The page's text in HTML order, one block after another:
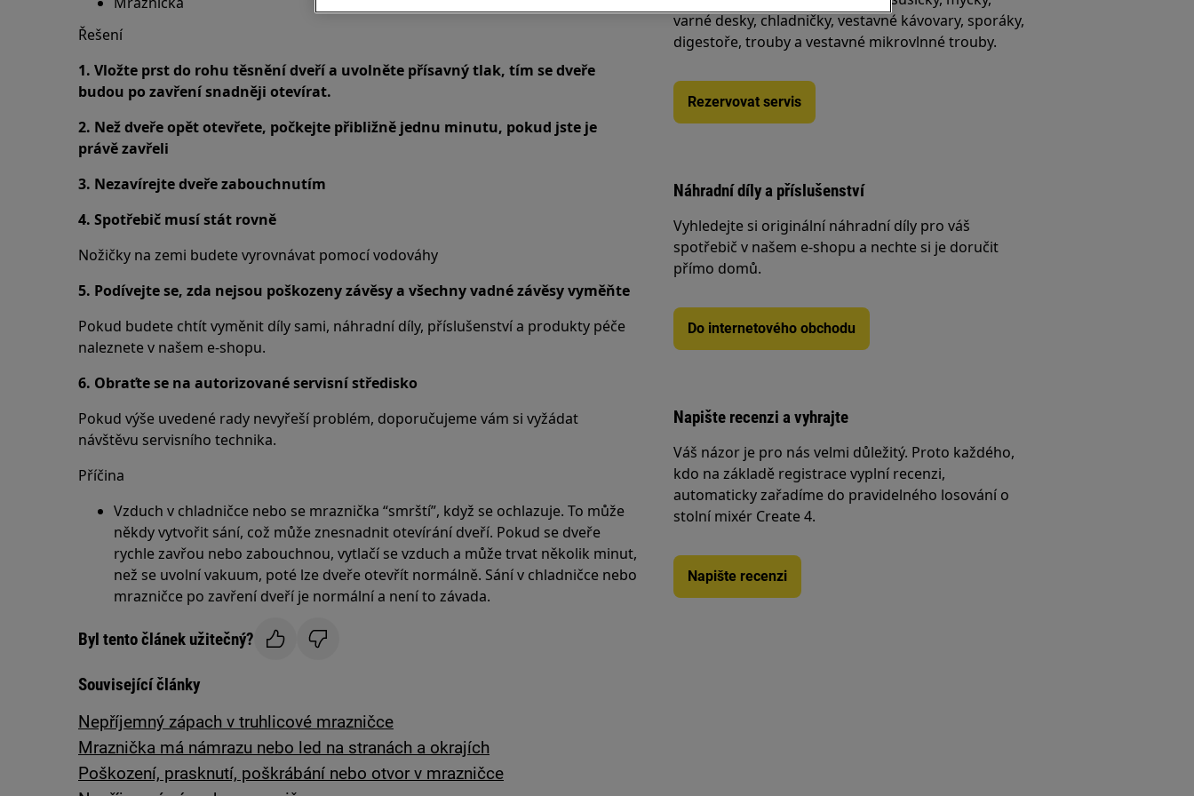
Řešení
1. Vložte prst do rohu těsnění dveří a uvolněte přísavný tlak, tím se dveře
budou po zavření snadněji otevírat.
2. Než dveře opět otevřete, počkejte přibližně jednu minutu, pokud jste je
právě zavřeli
3. Nezavírejte dveře zabouchnutím
4. Spotřebič musí stát rovně
Nožičky na zemi budete vyrovnávat pomocí vodováhy
5. Podívejte se, zda nejsou poškozeny závěsy a všechny vadné závěsy vyměňte
Pokud budete chtít vyměnit díly sami, náhradní díly, příslušenství a produkty péče
naleznete v našem e-shopu.
6. Obraťte se na autorizované servisní středisko
Pokud výše uvedené rady nevyřeší problém, doporučujeme vám si vyžádat
návštěvu servisního technika.
Příčina
Vzduch v chladničce nebo se mraznička “smrští”, když se ochlazuje. To může
někdy vytvořit sání, což může znesnadnit otevírání dveří. Pokud se dveře
rychle zavřou nebo zabouchnou, vytlačí se vzduch a může trvat několik minut,
než se uvolní vakuum, poté lze dveře otevřít normálně. Sání v chladničce nebo
mrazničce po zavření dveří je normální a není to závada.
Byl tento článek užitečný?
Související články
Nepříjemný zápach v truhlicové mrazničce
Mraznička má námrazu nebo led na stranách a okrajích
Poškození, prasknutí, poškrábání nebo otvor v mrazničce
varné desky, chladničky, vestavné kávovary, sporáky,
digestoře, trouby a vestavné mikrovlnné trouby.
Rezervovat servis
Náhradní díly a příslušenství
Vyhledejte si originální náhradní díly pro váš
spotřebič v našem e-shopu a nechte si je doručit
přímo domů.
Do internetového obchodu
Napište recenzi a vyhrajte
Váš názor je pro nás velmi důležitý. Proto každého,
kdo na základě registrace vyplní recenzi,
automaticky zařadíme do pravidelného losování o
stolní mixér Create 4.
Napište recenzi